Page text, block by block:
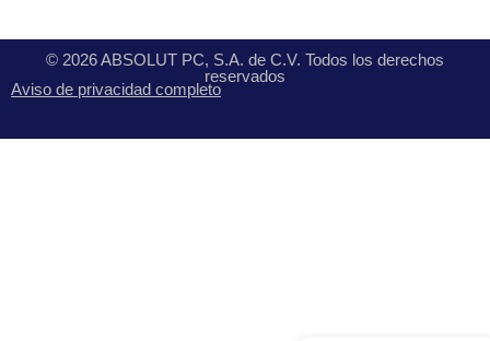
© 2026 ABSOLUT PC, S.A. de C.V. Todos los derechos
reservados
Aviso de privacidad completo